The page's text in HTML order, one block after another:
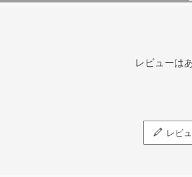
レビューは
レビ